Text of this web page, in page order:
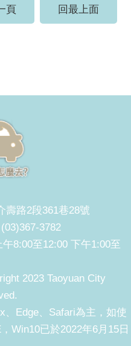
頁 回最上面
壽路2段361巷28號
3782
8:00至12:00 下午1:00至
2023 Taoyuan City
、Edge、Safari為主，如使
Win10已於2022年6月15日